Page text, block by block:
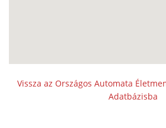
Vissza az Országos Automata
Adatbázisba